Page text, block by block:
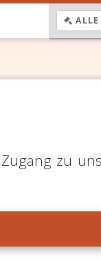
ALLE
zu